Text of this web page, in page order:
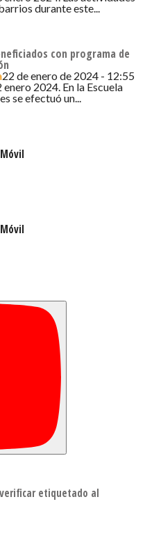
como «1978.
Centinelas de Última
de Chile en la Crisis
durante este...
con programa de
22 de enero de 2024 - 12:55
2024. En la Escuela
se efectuó un...
etiquetado al